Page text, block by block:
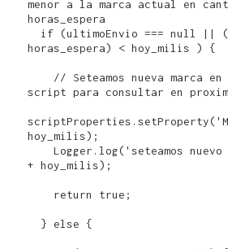
menor a la marca actual en
horas_espera
horas_espera) < hoy_milis ) {
script para consultar en
hoy_milis);
    Logger.log('seteamos nuevo MAIL_SENT_ON: '
+ hoy_milis);